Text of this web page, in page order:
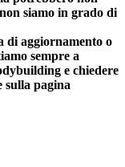
siamo in grado di
di aggiornamento o
sempre a
e chiedere
sulla pagina